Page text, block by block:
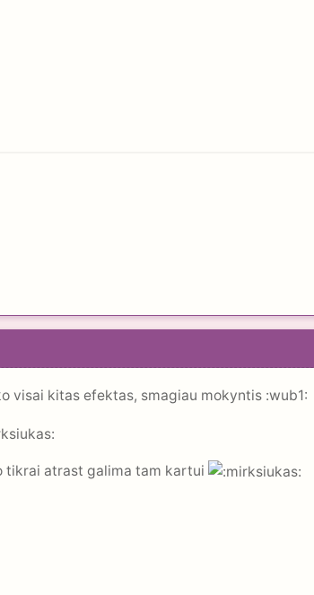
visai kitas efektas, smagiau mokyntis :wub1:
tikrai atrast galima tam kartui